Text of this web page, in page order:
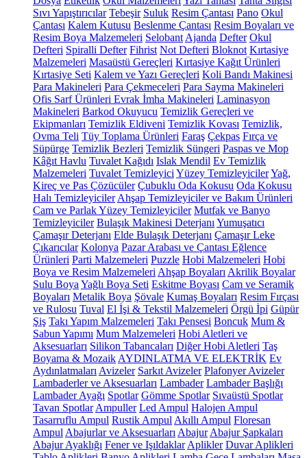
Sıvı Yapıştırıcılar Tebeşir Suluk Resim Çantası Pano Okul
Çantası Kalem Kutusu Beslenme Çantası Resim Boyaları ve
Resim Boya Malzemeleri Selobant Ajanda Defter Okul
Defteri Spiralli Defter Fihrist Not Defteri Bloknot Kırtasiye
Malzemeleri Masaüstü Gereçleri Kırtasiye Kağıt Ürünleri
Kırtasiye Seti Kalem ve Yazı Gereçleri Koli Bandı Makinesi
Para Makineleri Para Çekmeceleri Para Sayma Makineleri
Ofis Sarf Ürünleri Evrak İmha Makineleri Laminasyon
Makineleri Barkod Okuyucu Temizlik Gereçleri ve
Ekipmanları Temizlik Eldiveni Temizlik Kovası Temizlik,
Ovma Teli Tüy Toplama Ürünleri Faraş Çekpas Fırça ve
Süpürge Temizlik Bezleri Temizlik Süngeri Paspas ve Mop
Kâğıt Havlu Tuvalet Kağıdı Islak Mendil Ev Temizlik
Malzemeleri Tuvalet Temizleyici Yüzey TemizleyicilerYağ,
Kireç ve Pas Çözücüler Çubuklu Oda Kokusu Oda Kokusu
Halı Temizleyiciler Ahşap Temizleyiciler ve Bakım Ürünleri
Cam ve Parlak Yüzey Temizleyiciler Mutfak ve Banyo
Temizleyiciler Bulaşık Makinesi Deterjanı Yumuşatıcı
Çamaşır Deterjanı Elde Bulaşık Deterjanı Çamaşır Leke
Çıkarıcılar Kolonya Pazar Arabası ve Çantası Eğlence
Ürünleri Parti Malzemeleri Puzzle Hobi Malzemeleri Hobi
Boya ve Resim Malzemeleri Ahşap Boyaları Akrilik Boyalar
Sulu Boya Yağlı Boya Seti Eskitme Boyası Cam ve Seramik
Boyaları Metalik Boya Şövale Kumaş Boyaları Resim Fırçası
ve Rulosu Tuval El İşi & Tekstil Malzemeleri Örgü İpi Güpür
Şiş Takı Yapım Malzemeleri Takı Pensesi Boncuk Mum &
Sabun Yapımı Mum Malzemeleri Hobi Aletleri ve
Aksesuarları Silikon Tabancaları Diğer Hobi Aletleri Taş
Boyama & Mozaik AYDINLATMA VE ELEKTRİK Ev
Aydınlatmaları Avizeler Sarkıt Avizeler Plafonyer Avizeler
Lambaderler ve Aksesuarları Lambader Lambader Başlığı
Lambader Ayağı Spotlar Gömme Spotlar Sıvaüstü Spotlar
Tavan Spotlar Ampuller Led Ampul Halojen Ampul
Tasarruflu Ampul Rustik Ampul Akıllı Ampul Floresan
Ampul Abajurlar ve Aksesuarları Abajur Abajur Şapkaları
Abajur Ayaklığı Fener ve Işıldaklar Aplikler Duvar Aplikleri